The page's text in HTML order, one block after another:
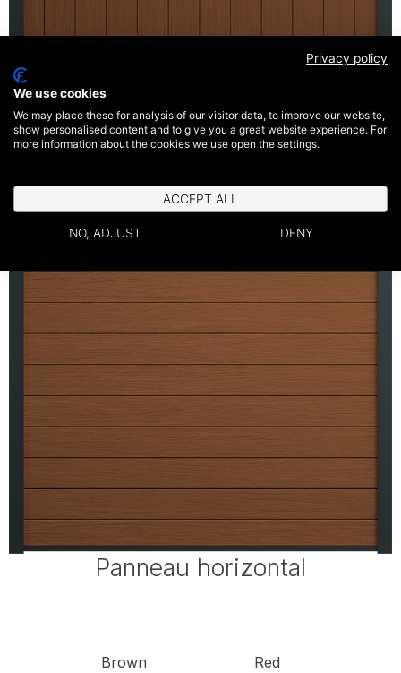
Panneau vertical
Panneau horizontal
Brown Red
Privacy policy
We use cookies
We may place these for analysis of our visitor data, to improve our website,
show personalised content and to give you a great website experience. For
more information about the cookies we use open the settings.
ACCEPT ALL
NO, ADJUST DENY